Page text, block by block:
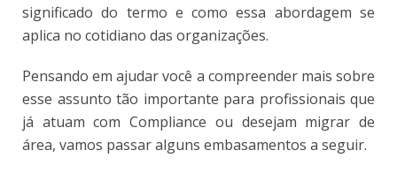
significado do termo e como essa abordagem se
aplica no cotidiano das organizações.
Pensando em ajudar você a compreender mais sobre
esse assunto tão importante para profissionais que
já atuam com Compliance ou desejam migrar de
área, vamos passar alguns embasamentos a seguir.